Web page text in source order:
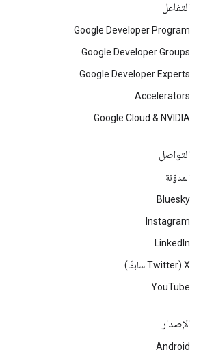
التفاعل
Google Developer Program
Google Developer Groups
Google Developer Experts
Accelerators
Google Cloud & NVIDIA
التواصل
المدوّنة
Bluesky
Instagram
LinkedIn
‫X ‏(Twitter سابقًا)
YouTube
الإصدار
Android